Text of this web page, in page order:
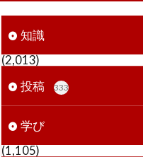
知識
(2,013)
投稿
333
学び
(1,105)